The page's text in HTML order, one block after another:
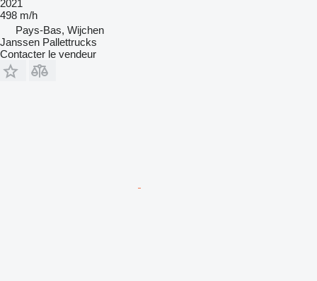
2021
498 m/h
Pays-Bas, Wijchen
Janssen Pallettrucks
Contacter le vendeur